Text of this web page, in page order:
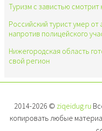
Туризм с завистью смотрит
Российский турист умер от
напротив полицейского
Нижегородская область
свой регион
2014-2026 © ziqeidug.ru
копировать любые